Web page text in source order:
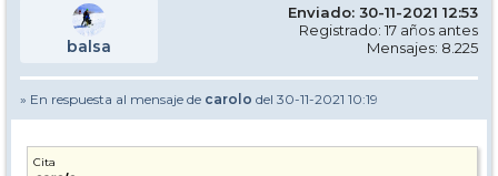
balsa
Enviado: 30-11-2021 12:53
Registrado: 17 años antes
Mensajes: 8.225
» En respuesta al mensaje de carolo del 30-11-2021 10:19
Cita